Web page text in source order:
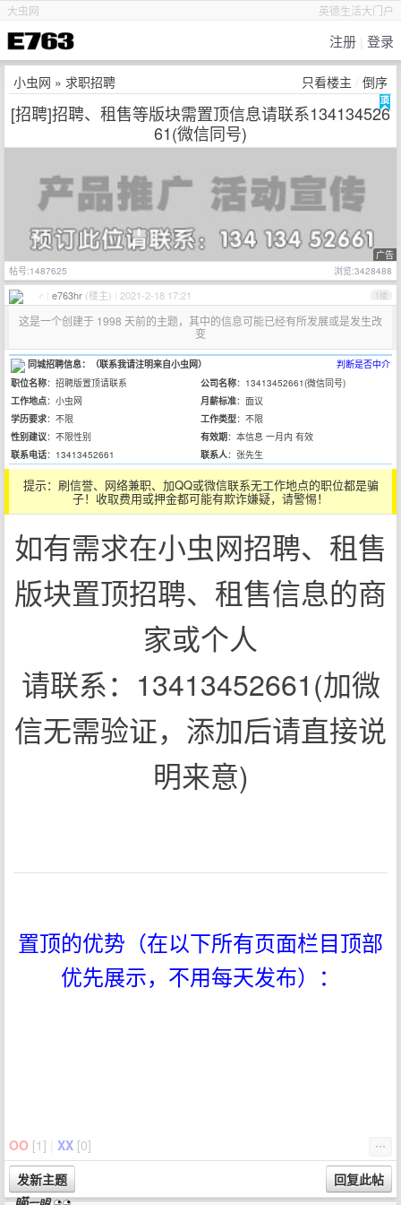
英德生活大门户
大虫网
注册 登录
小虫网 » 求职招聘 只看楼主 倒序
[招聘]招聘、租售等版块需置顶信息请联系134134526
61(微信同号)
广告
浏览:3428488
帖号:1487625
♂ e763hr (楼主) 2021-2-18 17:21 1楼
这是一个创建于 1998 天前的主题，其中的信息可能已经有所发展或是发生改
变
判断是否中介
同城招聘信息：（联系我请注明来自小虫网）
职位名称：招聘版置顶请联系 公司名称：13413452661(微信同号)
工作地点：小虫网 月薪标准：面议
学历要求：不限 工作类型：不限
性别建议：不限性别 有效期：本信息 一月内 有效
联系电话：13413452661 联系人：张先生
提示： 刷信誉、网络兼职、加QQ或微信联系无工作地点的职位都是骗
子！收取费用或押金都可能有欺诈嫌疑，请警惕！
如有需求在小虫网招聘、租售
版块置顶招聘、租售信息的商
家或个人
请联系：13413452661(加微
信无需验证，添加后请直接说
明来意)
置顶的优势（在以下所有页面栏目顶部
优先展示，不用每天发布）：
⋯
OO [1] XX [0]